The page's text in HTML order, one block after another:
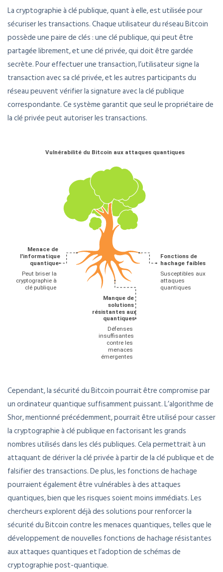
La cryptographie à clé publique, quant à elle, est utilisée pour
sécuriser les transactions. Chaque utilisateur du réseau Bitcoin
possède une paire de clés : une clé publique, qui peut être
partagée librement, et une clé privée, qui doit être gardée
secrète. Pour effectuer une transaction, l’utilisateur signe la
transaction avec sa clé privée, et les autres participants du
réseau peuvent vérifier la signature avec la clé publique
correspondante. Ce système garantit que seul le propriétaire de
la clé privée peut autoriser les transactions.
Cependant, la sécurité du Bitcoin pourrait être compromise par
un ordinateur quantique suffisamment puissant. L’algorithme de
Shor, mentionné précédemment, pourrait être utilisé pour casser
la cryptographie à clé publique en factorisant les grands
nombres utilisés dans les clés publiques. Cela permettrait à un
attaquant de dériver la clé privée à partir de la clé publique et de
falsifier des transactions. De plus, les fonctions de hachage
pourraient également être vulnérables à des attaques
quantiques, bien que les risques soient moins immédiats. Les
chercheurs explorent déjà des solutions pour renforcer la
sécurité du Bitcoin contre les menaces quantiques, telles que le
développement de nouvelles fonctions de hachage résistantes
aux attaques quantiques et l’adoption de schémas de
cryptographie post-quantique.